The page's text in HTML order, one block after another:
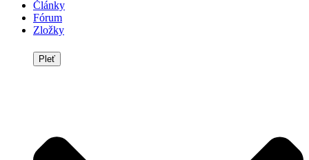
Články
Fórum
Zložky
Pleť